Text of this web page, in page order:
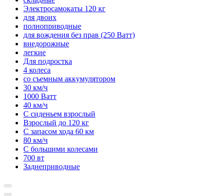
Электросамокаты 120 кг
для двоих
полноприводные
для вождения без прав (250 Ватт)
внедорожные
легкие
Для подростка
4 колеса
со съемным аккумулятором
30 км/ч
1000 Ватт
40 км/ч
С сиденьем взрослый
Взрослый до 120 кг
С запасом хода 60 км
80 км/ч
С большими колесами
700 вт
Заднеприводные